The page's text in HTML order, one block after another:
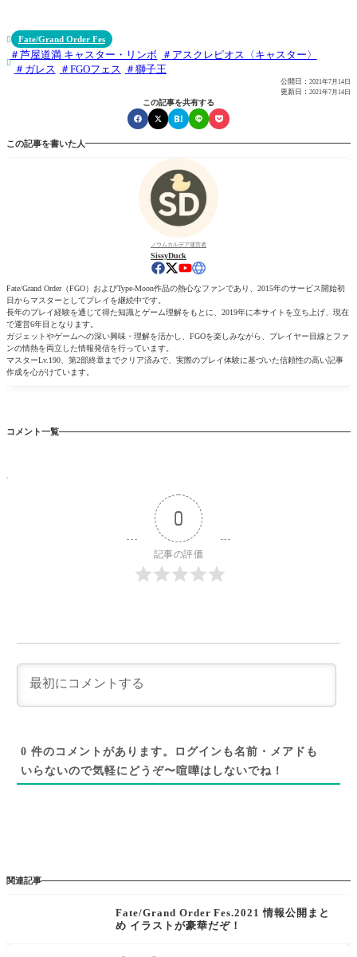
 Fate/Grand Order Fes

芦屋道満 キャスター・リンボ
アスクレピオス〈キャスター〉
ガレス
FGOフェス 獅子王
公開日： 2021年7月14日
更新日： 2021年7月14日
この記事を共有する
この記事を書いた人
ノウムカルデア運営者
SissyDuck
Fate/Grand Order（FGO）およびType-Moon作品の熱心なファンであり、2015年のサービス開始初
日からマスターとしてプレイを継続中です。
長年のプレイ経験を通じて得た知識とゲーム理解をもとに、2019年に本サイトを立ち上げ、現在
で運営6年目となります。
ガジェットやゲームへの深い興味・理解を活かし、FGOを楽しみながら、プレイヤー目線とファ
ンの情熱を両立した情報発信を行っています。
マスターLv.190、第2部終章までクリア済みで、実際のプレイ体験に基づいた信頼性の高い記事
作成を心がけています。
コメント一覧
0
記事の評価
0 件のコメントがあります。ログインも名前・メアドも
いらないので気軽にどうぞ〜喧嘩はしないでね！
関連記事
Fate/Grand Order Fes.2021 情報公開まと
め イラストが豪華だぞ！